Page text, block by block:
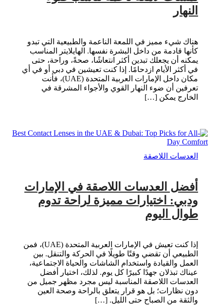
النهار
هناك شيء مميز في اللمعة الناعمة والطبيعية التي تبدو
كأنها قادمة من داخل البشرة نفسها. الهايلايتر المناسب
يمكنه أن يجعلك تبدين أكثر انتعاشًا، صحةً، وراحة، حتى
في أكثر الأيام ازدحامًا. إذا كنت تعيشين في دبي أو في أي
مكان داخل الإمارات العربية المتحدة (UAE)، فأنت
تعرفين أن ضوء النهار القوي والأجواء المشرقة في
الخارج يمكن […]
العدسات اللاصقة
أفضل العدسات اللاصقة في الإمارات
ودبي: اختيارات مميزة لراحة تدوم
طوال اليوم
إذا كنت تعيش في الإمارات العربية المتحدة (UAE)، فمن
الطبيعي أن تقضي وقتًا طويلًا في الحركة والتنقل. بين
العمل والقيادة واستخدام الشاشات والحياة الاجتماعية،
عيناك تبذلان جهدًا كبيرًا كل يوم. لذلك، اختيار أفضل
العدسات اللاصقة المناسبة ليس مجرد مظهر جميل من
دون نظارات؛ بل هو قرار يتعلق بالراحة وصحة العين
والثقة من الصباح حتى الليل. […]